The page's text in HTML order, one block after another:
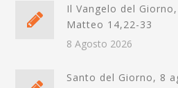
Il Vangelo del
Matteo 14,22-33
8 Agosto 2026
Santo del Giorno, 8